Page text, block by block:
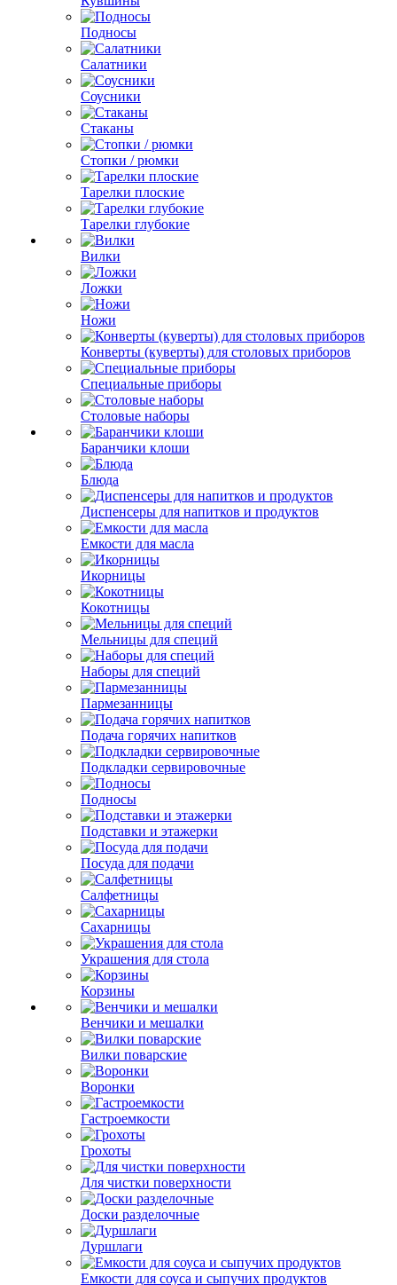
Подносы
Салатники
Соусники
Стаканы
Стопки / рюмки
Тарелки плоские
Тарелки глубокие
Вилки
Ложки
Ножи
Конверты (куверты) для столовых приборов
Специальные приборы
Столовые наборы
Баранчики клоши
Блюда
Диспенсеры для напитков и продуктов
Емкости для масла
Икорницы
Кокотницы
Мельницы для специй
Наборы для специй
Пармезанницы
Подача горячих напитков
Подкладки сервировочные
Подносы
Подставки и этажерки
Посуда для подачи
Салфетницы
Сахарницы
Украшения для стола
Корзины
Венчики и мешалки
Вилки поварские
Воронки
Гастроемкости
Грохоты
Для чистки поверхности
Доски разделочные
Дуршлаги
Емкости для соуса и сыпучих продуктов